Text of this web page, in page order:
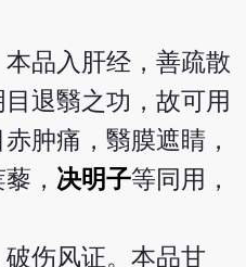
品入肝经，善疏散
退翳之功，故可用
肿痛，翳膜遮睛，
， 决明子等同用，
伤风证。本品甘